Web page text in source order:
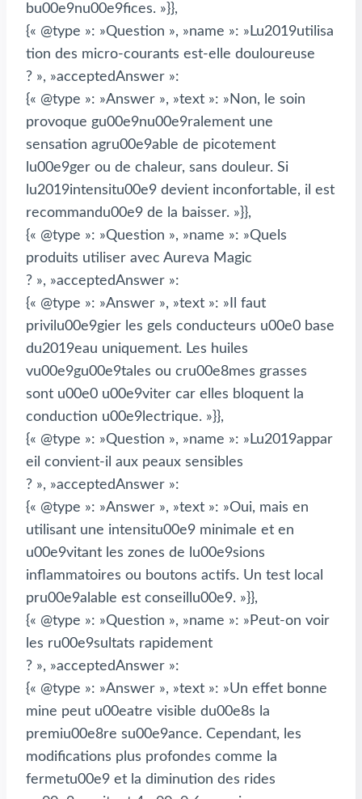
bu00e9nu00e9fices. »}},
{« @type »: »Question », »name »: »Lu2019utilisa
tion des micro-courants est-elle douloureuse
? », »acceptedAnswer »:
{« @type »: »Answer », »text »: »Non, le soin
provoque gu00e9nu00e9ralement une
sensation agru00e9able de picotement
lu00e9ger ou de chaleur, sans douleur. Si
lu2019intensitu00e9 devient inconfortable, il est
recommandu00e9 de la baisser. »}},
{« @type »: »Question », »name »: »Quels
produits utiliser avec Aureva Magic
? », »acceptedAnswer »:
{« @type »: »Answer », »text »: »Il faut
privilu00e9gier les gels conducteurs u00e0 base
du2019eau uniquement. Les huiles
vu00e9gu00e9tales ou cru00e8mes grasses
sont u00e0 u00e9viter car elles bloquent la
conduction u00e9lectrique. »}},
{« @type »: »Question », »name »: »Lu2019appar
eil convient-il aux peaux sensibles
? », »acceptedAnswer »:
{« @type »: »Answer », »text »: »Oui, mais en
utilisant une intensitu00e9 minimale et en
u00e9vitant les zones de lu00e9sions
inflammatoires ou boutons actifs. Un test local
pru00e9alable est conseillu00e9. »}},
{« @type »: »Question », »name »: »Peut-on voir
les ru00e9sultats rapidement
? », »acceptedAnswer »:
{« @type »: »Answer », »text »: »Un effet bonne
mine peut u00eatre visible du00e8s la
premiu00e8re su00e9ance. Cependant, les
modifications plus profondes comme la
fermetu00e9 et la diminution des rides